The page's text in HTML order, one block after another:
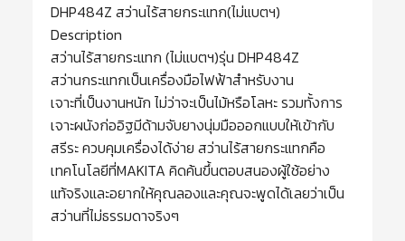
DHP484Z สว่านไร้สายกระแทก(ไม่แบตฯ)
Description
สว่านไร้สายกระแทก (ไม่แบตฯ)รุ่น DHP484Z
สว่านกระแทกเป็นเครื่องมือไฟฟ้าสำหรับงาน
เจาะที่เป็นงานหนัก ไม่ว่าจะเป็นไม้หรือโลหะ รวมทั้งการ
เจาะผนังก่ออิฐมีด้ามจับยางนุ่มมือออกแบบให้เข้ากับ
สรีระ ควบคุมเครื่องได้ง่าย สว่านไร้สายกระแทกคือ
เทคโนโลยีที่MAKITA คิดค้นขึ้นตอบสนองผู้ใช้อย่าง
แท้จริงและอยากให้คุณลองและคุณจะพูดได้เลยว่าเป็น
สว่านที่ไม่ธรรมดาจริงๆ